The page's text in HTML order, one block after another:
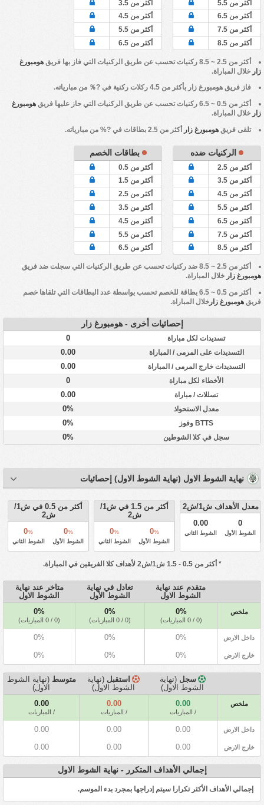
أكثر من 5.5
أكثر من 6.5
أكثر من 7.5
أكثر من 8.5
أكثر من 3.5
أكثر من 4.5
أكثر من 5.5
أكثر من 6.5
أكثر من 2.5 ~ 8.5 ركنيات تحسب عن طريق الركنيات التي فاز بها فريق
هومبورغ
زار خلال المباراة.
فاز فريق هومبورغ زار بأكثر من 4.5 ركلات ركنية في ?％ من مبارياته.
أكثر من 0.5 ~ 6.5 ركنيات تحسب عن طريق الركنيات التي حاز عليها فريق
هومبورغ
زار خلال المباراة.
تلقى فريق هومبورغ زار أكثر من 2.5 بطاقات في ?% من مبارياته.
الركنيات ضده
أكثر من 2.5
أكثر من 3.5
أكثر من 4.5
أكثر من 5.5
أكثر من 6.5
أكثر من 7.5
أكثر من 8.5
بطاقات الخصم
أكثر من 0.5
أكثر من 1.5
أكثر من 2.5
أكثر من 3.5
أكثر من 4.5
أكثر من 5.5
أكثر من 6.5
أكثر من 2.5 ~ 8.5 ضد ركنيات تحسب عن طريق الركنيات التي سجلت ضد فريق
هومبورغ زار خلال المباراة.
أكثر من 0.5 ~ 6.5 بطاقة للخصم تحسب بواسطة عدد البطاقات التي تلقاها خصم
فريق هومبورغ زار خلال المباراة.
إحصائيات أخرى - هومبورغ زار
تسديدات لكل مباراة 0
التسديدات على المرمى / المباراة 0.00
التسديدات خارج المرمى / المباراة 0.00
الأخطاء لكل مباراة 0
تسللات / مباراة 0.00
معدل الاستحواذ 0%
BTTS وفوز 0%
سجل في كلا الشوطين 0%
نهاية الشوط الاول (نهاية الشوط الاول) إحصائيات
معدل الأهداف ش1/ش2
0
الشوط الأول
0.00
الشوط الثاني
أكثر من 1.5 في ش1/
ش2
0%
الشوط الأول
0%
الشوط الثاني
أكثر من 0.5 في ش1/
ش2
0%
الشوط الأول
0%
الشوط الثاني
* أكثر من 0.5 - 1.5 ش1/ش2 لأهداف كلا الفريقين في المباراة.
متقدم عند نهاية
الشوط الاول
تعادل في نهاية
الشوط الأول
متاخر عند نهاية
الشوط الاول
ملخص 0%
(0 / 0 المباريات)
0%
(0 / 0 المباريات)
0%
(0 / 0 المباريات)
داخل الارض 0%
0%
0%
خارج الارض 0%
0%
0%
سجل (نهاية
الشوط الاول)
استقبل (نهاية
الشوط الاول)
متوسط (نهاية الشوط
الاول)
ملخص 0.00
/ المباريات
0.00
/ المباريات
0.00
/ المباريات
داخل الارض 0.00
0.00
0.00
خارج الارض 0.00
0.00
0.00
إجمالي الأهداف المتكرر - نهاية الشوط الاول
إجمالي الأهداف الأكثر تكرارا سيتم إدراجها بمجرد بدء الموسم.